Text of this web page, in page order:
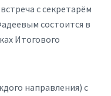
с секретарём
состоится в
Итогового
направления) с